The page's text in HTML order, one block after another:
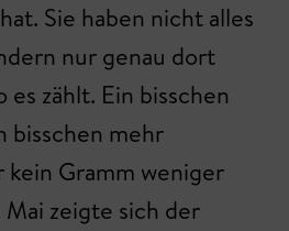
Sie haben nicht alles
nur genau dort
zählt. Ein bisschen
bisschen mehr
kein Gramm weniger
Mai zeigte sich der